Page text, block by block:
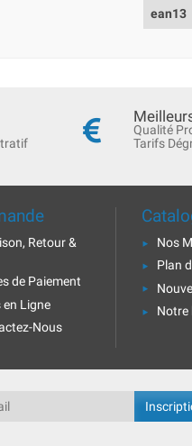
ean13
Qualité
Tarifs
Retour &
de Paiement
en Ligne
Nous
Nos
Plan
Notre